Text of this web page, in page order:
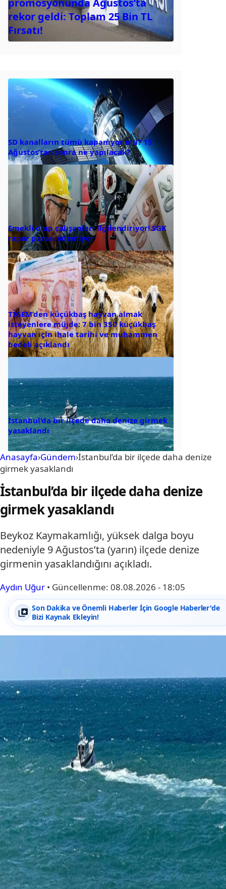
promosyonunda Ağustos’ta
rekor geldi: Toplam 25 Bin TL
Fırsatı!
SD kanalların tümü kapanıyor mu? 15
Ağustos’tan sonra ne yapılacak?
Emekli olup çalışanları ilgilendiriyor! SGK
rapor parası ödemiyor
TİGEM’den küçükbaş hayvan almak
isteyenlere müjde: 7 bin 350 küçükbaş
hayvan için ihale tarihi ve muhammen
bedeli açıklandı
İstanbul’da bir ilçede daha denize girmek
yasaklandı
Anasayfa›Gündem›İstanbul’da bir ilçede daha denize
girmek yasaklandı
İstanbul’da bir ilçede daha denize
girmek yasaklandı
Beykoz Kaymakamlığı, yüksek dalga boyu
nedeniyle 9 Ağustos’ta (yarın) ilçede denize
girmenin yasaklandığını açıkladı.
Aydın Uğur • Güncellenme: 08.08.2026 - 18:05
Son Dakika ve Önemli Haberler İçin Google Haberler'de
Bizi Kaynak Ekleyin!